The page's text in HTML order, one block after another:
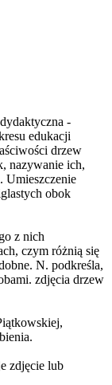
-
edukacji
drzew
nazywanie ich,
Umieszczenie
obok
z nich
czym różnią się
N. podkreśla,
zdjęcia drzew
zdjęcie lub